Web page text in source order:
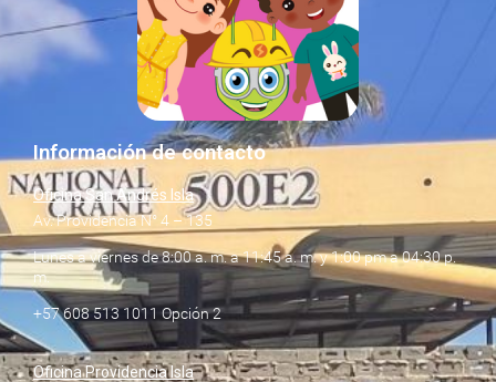
Información de contacto
Oficina San Andrés Isla
Av. Providencia N° 4 – 135
Lunes a viernes de 8:00 a. m. a 11:45 a. m. y 1:00 pm a 04:30 p.
m.
+57 608 513 1011 Opción 2
Oficina Providencia Isla